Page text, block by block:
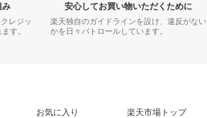
み
レジッ
す。
安心してお買い物いただくために
楽天独自のガイドラインを設け、違反がない
かを日々パトロールしています。
お気に入り
楽天市場トップ